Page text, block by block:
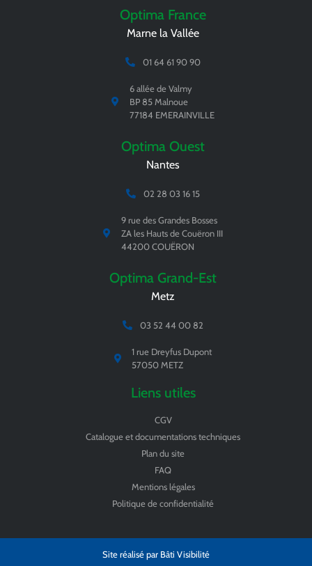
Optima France
Marne la Vallée
01 64 61 90 90
6 allée de Valmy
BP 85 Malnoue
77184 EMERAINVILLE
Optima Ouest
Nantes
02 28 03 16 15
9 rue des Grandes Bosses
ZA les Hauts de Couëron III
44200 COUËRON
Optima Grand-Est
Metz
03 52 44 00 82
1 rue Dreyfus Dupont
57050 METZ
Liens utiles
CGV
Catalogue et documentations techniques
Plan du site
FAQ
Mentions légales
Politique de confidentialité
Site réalisé par Bâti Visibilité